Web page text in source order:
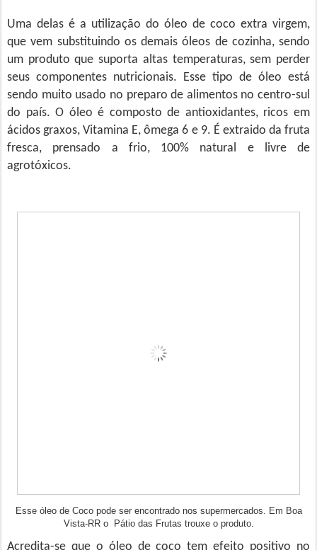
Uma delas é a utilização do óleo de coco extra virgem,
que vem substituindo os demais óleos de cozinha, sendo
um produto que suporta altas temperaturas, sem perder
seus componentes nutricionais. Esse tipo de óleo está
sendo muito usado no preparo de alimentos no centro-sul
do país. O óleo é composto de antioxidantes, ricos em
ácidos graxos, Vitamina E, ômega 6 e 9. É extraido da fruta
fresca, prensado a frio, 100% natural e livre de
agrotóxicos.
Esse óleo de Coco pode ser encontrado nos supermercados. Em Boa
Vista-RR o Pátio das Frutas trouxe o produto.
Acredita-se que o óleo de coco tem efeito positivo no